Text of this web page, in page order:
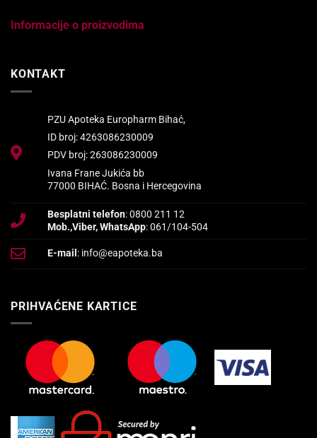
Informacije o proizvodima
KONTAKT
PZU Apoteka Europharm Bihać,
ID broj: 4263086230009
PDV broj: 263086230009
Ivana Frane Jukića bb
77000 BIHAĆ. Bosna i Hercegovina
Besplatni telefon: 0800 211 12
Mob.,Viber, WhatsApp: 061/104-504
E-mail : info@eapoteka.ba
PRIHVAĆENE KARTICE